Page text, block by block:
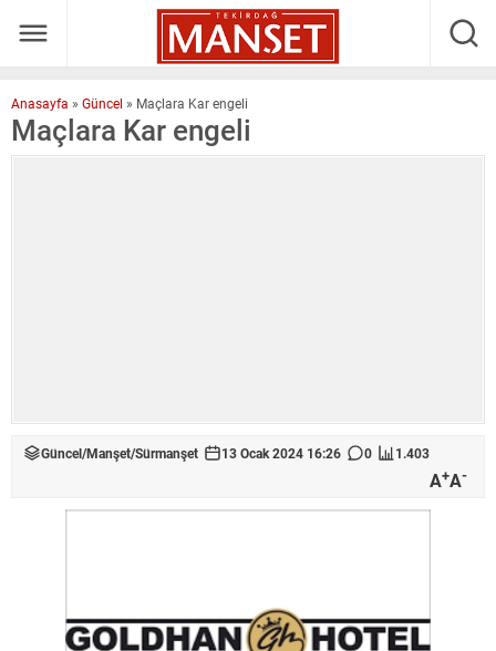
Anasayfa » Güncel » Maçlara Kar engeli
Maçlara Kar engeli
Güncel/Manşet/Sürmanşet 13 Ocak 2024 16:26 0 1.403
A+A-